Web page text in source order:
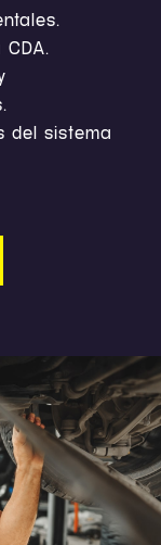
del sistema